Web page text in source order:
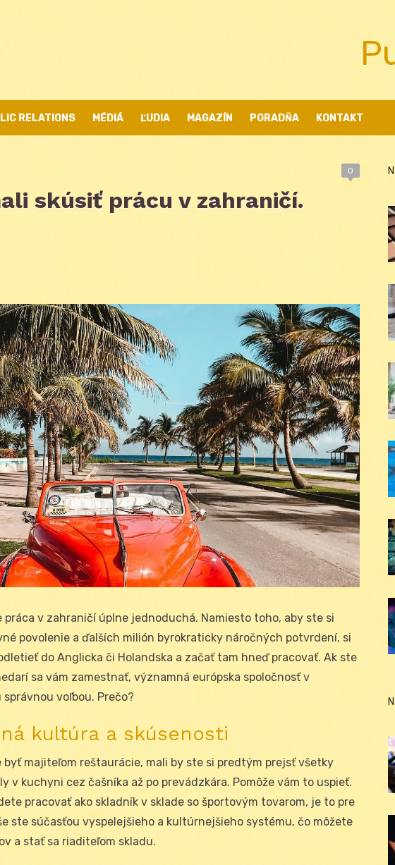
RELATIONS MÉDIÁ ĽUDIA MAGAZÍN PORADŇA KONTAKT
0
skúsiť prácu v zahraničí.
práca v zahraničí úplne jednoduchá. Namiesto toho, aby ste si
povolenie a ďalších milión byrokraticky náročných potvrdení, si
do Anglicka či Holandska a začať tam hneď pracovať. Ak ste
sa vám zamestnať, významná európska spoločnosť v
voľbou. Prečo?
kultúra a skúsenosti
byť majiteľom reštaurácie, mali by ste si predtým prejsť všetky
v kuchyni cez čašníka až po prevádzkára. Pomôže vám to uspieť.
pracovať ako skladník v sklade so športovým tovarom, je to pre
ste súčasťou vyspelejšieho a kultúrnejšieho systému, čo môžete
a stať sa riaditeľom skladu.